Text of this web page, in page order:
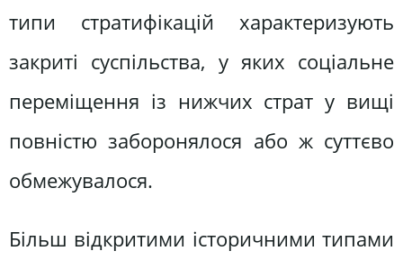
типи стратифікацій характеризують
закриті суспільства, у яких соціальне
переміщення із нижчих страт у вищі
повністю заборонялося або ж суттєво
обмежувалося.
Більш відкритими історичними типами